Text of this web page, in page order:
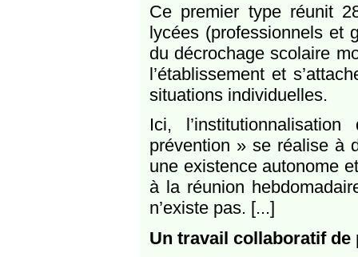
Ce premier type réunit
lycées (professionnels et
du décrochage scolaire
l’établissement et
situations individuelles.
Ici,
prévention » se réalise à
une existence autonome
à la réunion
n’existe pas. [...]
Un travail collaboratif